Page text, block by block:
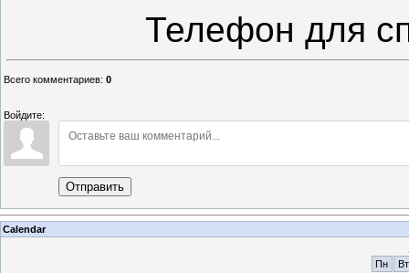
Телефон для
Всего комментариев: 0
Войдите:
Отправить
Calendar
Пн
Вт